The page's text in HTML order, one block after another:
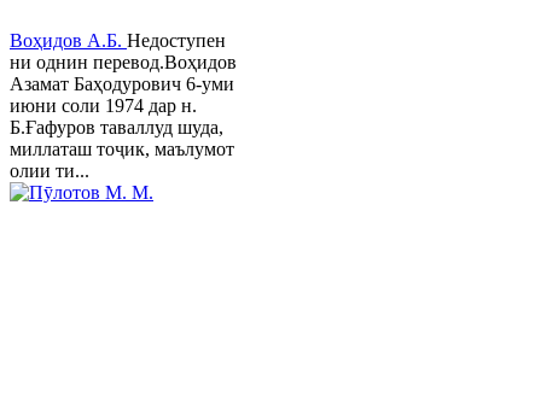
Воҳидов А.Б. Недоступен
ни однин перевод.Воҳидов
Азамат Баҳодурович 6-уми
июни соли 1974 дар н.
Б.Ғафуров таваллуд шуда,
миллаташ тоҷик, маълумот
олии ти...